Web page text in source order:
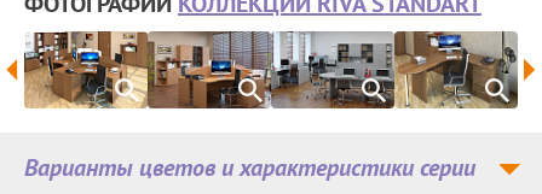
Варианты цветов и характеристики серии